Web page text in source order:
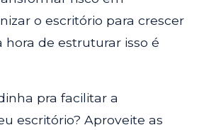
o escritório para crescer
hora de estruturar isso é
pra facilitar a
escritório? Aproveite as